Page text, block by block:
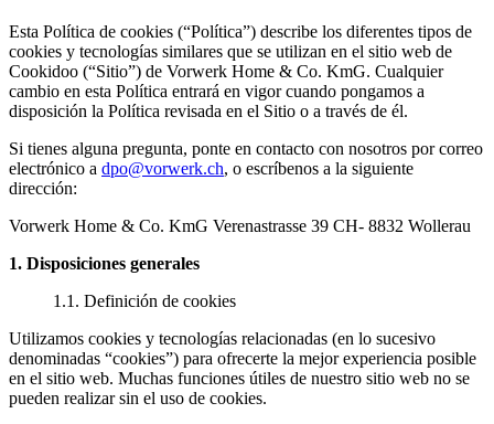
Esta Política de cookies (“Política”) describe los diferentes tipos de
cookies y tecnologías similares que se utilizan en el sitio web de
Cookidoo (“Sitio”) de Vorwerk Home & Co. KmG. Cualquier
cambio en esta Política entrará en vigor cuando pongamos a
disposición la Política revisada en el Sitio o a través de él.
Si tienes alguna pregunta, ponte en contacto con nosotros por correo
electrónico a dpo@vorwerk.ch, o escríbenos a la siguiente
dirección:
Vorwerk Home & Co. KmG Verenastrasse 39 CH- 8832 Wollerau
1. Disposiciones generales
1.1. Definición de cookies
Utilizamos cookies y tecnologías relacionadas (en lo sucesivo
denominadas “cookies”) para ofrecerte la mejor experiencia posible
en el sitio web. Muchas funciones útiles de nuestro sitio web no se
pueden realizar sin el uso de cookies.